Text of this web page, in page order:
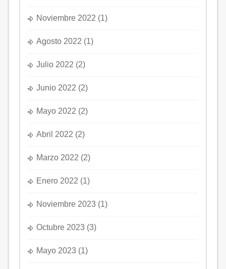
Noviembre 2022 (1)
Agosto 2022 (1)
Julio 2022 (2)
Junio 2022 (2)
Mayo 2022 (2)
Abril 2022 (2)
Marzo 2022 (2)
Enero 2022 (1)
Noviembre 2023 (1)
Octubre 2023 (3)
Mayo 2023 (1)